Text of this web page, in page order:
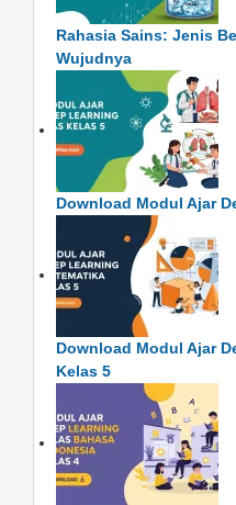
Rahasia Sains: Jenis
Wujudnya
Download Modul Ajar
Download Modul Ajar
Kelas 5